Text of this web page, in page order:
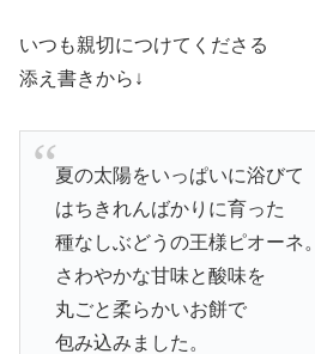
いつも親切につけてくださる
添え書きから↓
夏の太陽をいっぱいに浴びて
はちきれんばかりに育った
種なしぶどうの王様ピオーネ。
さわやかな甘味と酸味を
丸ごと柔らかいお餅で
包み込みました。